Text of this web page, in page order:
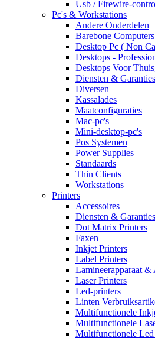
Usb / Firewire-
Pc's & Workstations
Andere Onderdelen
Barebone Computers
Desktop Pc ( Non
Desktops -
Desktops Voor
Diensten & Garanties
Diversen
Kassalades
Maatconfiguraties
Mac-pc's
Mini-desktop-pc's
Pos Systemen
Power Supplies
Standaards
Thin Clients
Workstations
Printers
Accessoires
Diensten & Garanties
Dot Matrix Printers
Faxen
Inkjet Printers
Label Printers
Lamineerapparaat &
Laser Printers
Led-printers
Linten
Multifunctionele
Multifunctionele
Multifunctionele Led